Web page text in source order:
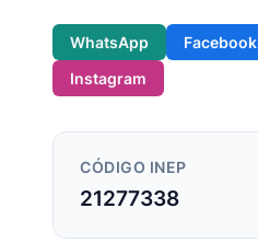
WhatsApp Facebook
Instagram
CÓDIGO INEP
21277338